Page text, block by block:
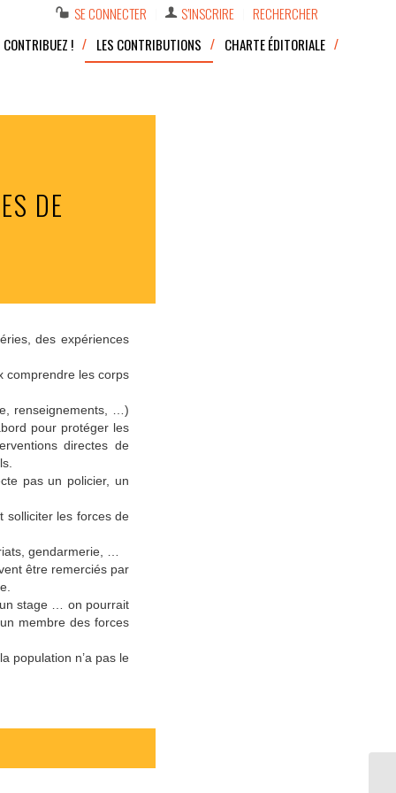
SE CONNECTER S’INSCRIRE
RECHERCHER
CONTRIBUEZ !
LES CONTRIBUTIONS CHARTE ÉDITORIALE
DE
des expériences
comprendre les corps
renseignements, …)
pour protéger les
directes de
pas un policier, un
solliciter les forces de
gendarmerie, …
être remerciés par
stage … on pourrait
membre des forces
population n’a pas le